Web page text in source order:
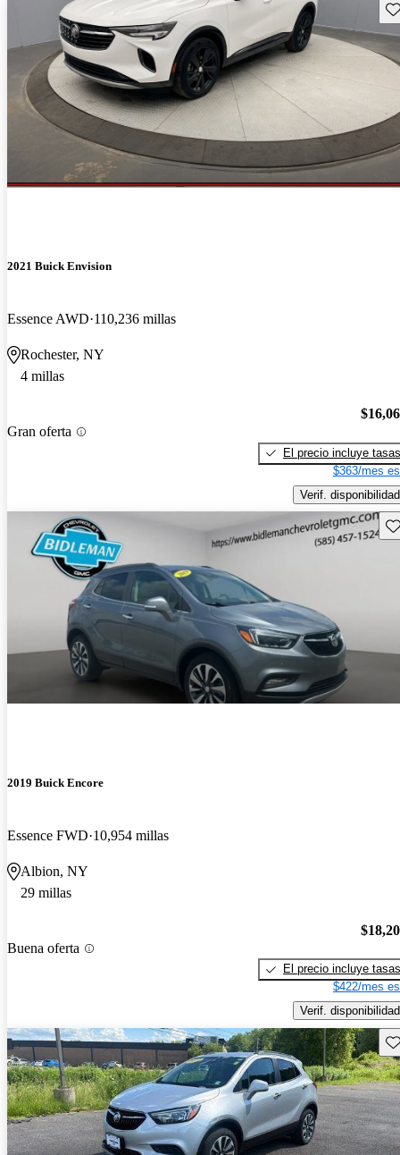
2021 Buick Envision
Essence AWD 110,236 millas
Rochester, NY
4 millas
Gran oferta
El precio incluye tasas
$363/mes
Verif. disponibilidad
2019 Buick Encore
Essence FWD 10,954 millas
Albion, NY
29 millas
Buena oferta
El precio incluye tasas
$422/mes
Verif. disponibilidad